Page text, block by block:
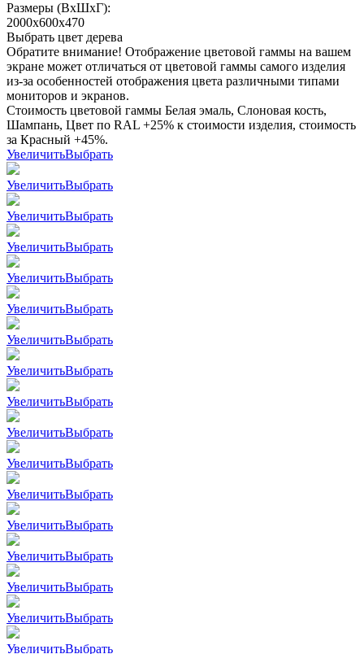
Размеры (ВхШхГ):
2000x600x470
Выбрать цвет дерева
Обратите внимание! Отображение цветовой гаммы на вашем
экране может отличаться от цветовой гаммы самого изделия
из-за особенностей отображения цвета различными типами
мониторов и экранов.
Стоимость цветовой гаммы Белая эмаль, Слоновая кость,
Шампань, Цвет по RAL +25% к стоимости изделия, стоимость
за Красный +45%.
УвеличитьВыбрать
УвеличитьВыбрать
УвеличитьВыбрать
УвеличитьВыбрать
УвеличитьВыбрать
УвеличитьВыбрать
УвеличитьВыбрать
УвеличитьВыбрать
УвеличитьВыбрать
УвеличитьВыбрать
УвеличитьВыбрать
УвеличитьВыбрать
УвеличитьВыбрать
УвеличитьВыбрать
УвеличитьВыбрать
УвеличитьВыбрать
УвеличитьВыбрать